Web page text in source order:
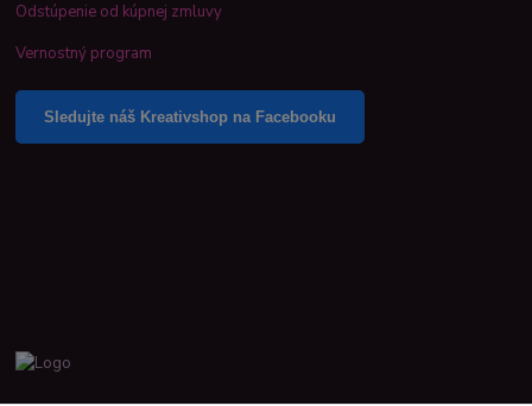
Odstúpenie od kúpnej zmluvy
Vernostný program
Sledujte náš Kreativshop na Facebooku